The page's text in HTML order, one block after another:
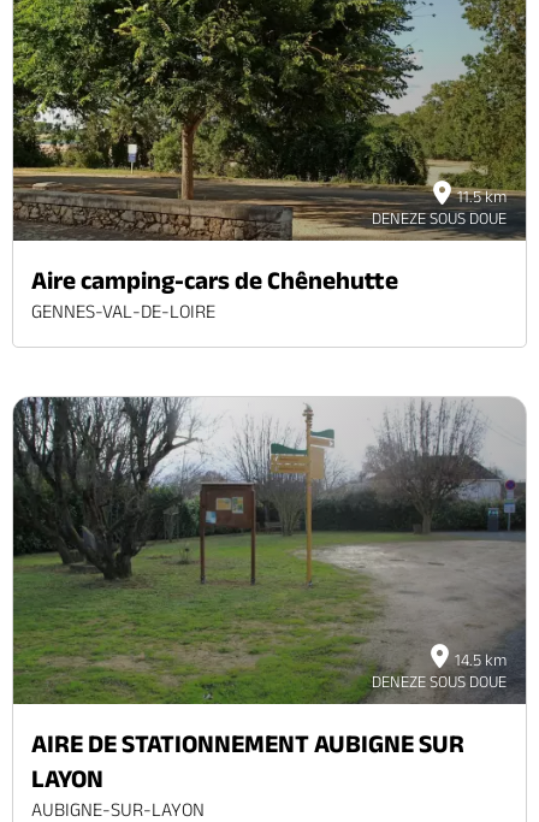
11.5 km
DENEZE SOUS DOUE
Aire camping-cars de Chênehutte
GENNES-VAL-DE-LOIRE
14.5 km
DENEZE SOUS DOUE
AIRE DE STATIONNEMENT AUBIGNE SUR
LAYON
AUBIGNE-SUR-LAYON